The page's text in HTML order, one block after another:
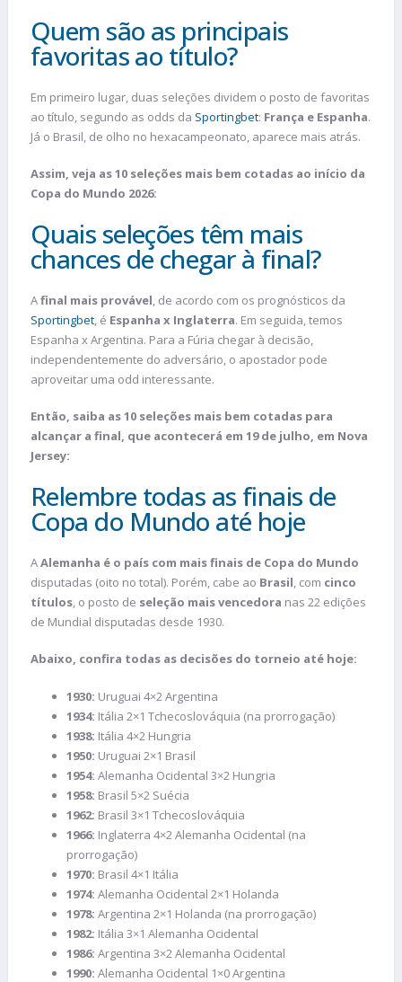
Quem são as principais
favoritas ao título?
Em primeiro lugar, duas seleções dividem o posto de favoritas
ao título, segundo as odds da Sportingbet: França e Espanha.
Já o Brasil, de olho no hexacampeonato, aparece mais atrás.
Assim, veja as 10 seleções mais bem cotadas ao início da
Copa do Mundo 2026:
Quais seleções têm mais
chances de chegar à final?
Afinal mais provável, de acordo com os prognósticos da
Sportingbet, é Espanha x Inglaterra. Em seguida, temos
Espanha x Argentina. Para a Fúria chegar à decisão,
independentemente do adversário, o apostador pode
aproveitar uma odd interessante.
Então, saiba as 10 seleções mais bem cotadas para
alcançar a final, que acontecerá em 19 de julho, em Nova
Jersey:
Relembre todas as finais de
Copa do Mundo até hoje
AAlemanha é o país com mais finais de Copa do Mundo
disputadas (oito no total). Porém, cabe ao Brasil, com cinco
títulos, o posto de seleção mais vencedora nas 22 edições
de Mundial disputadas desde 1930.
Abaixo, confira todas as decisões do torneio até hoje:
1930: Uruguai 4×2 Argentina
1934: Itália 2×1 Tchecoslováquia (na prorrogação)
1938: Itália 4×2 Hungria
1950: Uruguai 2×1 Brasil
1954: Alemanha Ocidental 3×2 Hungria
1958: Brasil 5×2 Suécia
1962: Brasil 3×1 Tchecoslováquia
1966: Inglaterra 4×2 Alemanha Ocidental (na
prorrogação)
1970: Brasil 4×1 Itália
1974: Alemanha Ocidental 2×1 Holanda
1978: Argentina 2×1 Holanda (na prorrogação)
1982: Itália 3×1 Alemanha Ocidental
1986: Argentina 3×2 Alemanha Ocidental
1990: Alemanha Ocidental 1×0 Argentina